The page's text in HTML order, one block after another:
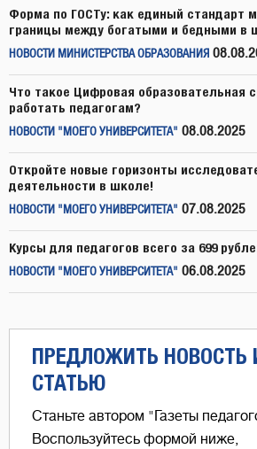
Форма по ГОСТу: как единый стандарт
границы между богатыми и бедными в
НОВОСТИ МИНИСТЕРСТВА ОБРАЗОВАНИЯ
Что такое Цифровая образовательная
работать педагогам?
НОВОСТИ "МОЕГО УНИВЕРСИТЕТА" 08.08.2025
Откройте новые горизонты
деятельности в школе!
НОВОСТИ "МОЕГО УНИВЕРСИТЕТА" 07.08.2025
Курсы для педагогов всего за 699
НОВОСТИ "МОЕГО УНИВЕРСИТЕТА" 06.08.2025
ПРЕДЛОЖИТЬ НОВОСТЬ
СТАТЬЮ
Станьте автором "Газеты
Воспользуйтесь формой ниже,